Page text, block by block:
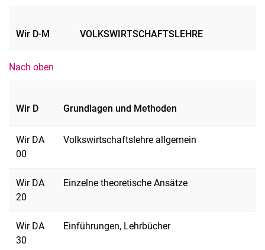
Wir D-M VOLKSWIRTSCHAFTSLEHRE
Nach oben
Wir D Grundlagen und Methoden
Wir DA
00
Volkswirtschaftslehre allgemein
Wir DA
20
Einzelne theoretische Ansätze
Wir DA
30
Einführungen, Lehrbücher